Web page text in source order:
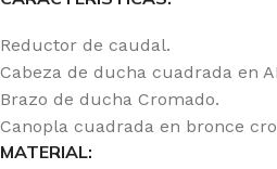
Reductor de caudal.
Cabeza de ducha cuadrada en
Brazo de ducha Cromado.
Canopla cuadrada en bronce
MATERIAL: